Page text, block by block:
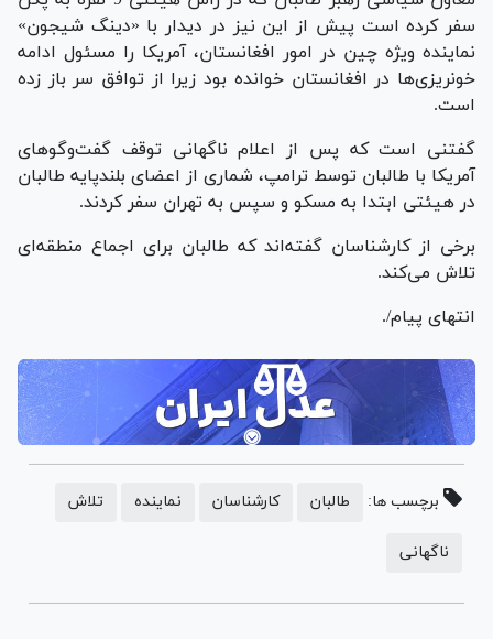
سفر کرده است پیش از این نیز در دیدار با «دینگ شیجون»
نماینده ویژه چین در امور افغانستان، آمریکا را مسئول ادامه
خونریزی‌ها در افغانستان خوانده بود زیرا از توافق سر باز زده
است.
گفتنی است که پس از اعلام ناگهانی توقف گفت‌وگوهای
آمریکا با طالبان توسط ترامپ، شماری از اعضای بلندپایه طالبان
در هیئتی ابتدا به مسکو و سپس به تهران سفر کردند.
برخی از کارشناسان گفته‌اند که طالبان برای اجماع منطقه‌ای
تلاش می‌کند.
انتهای پیام/.
برچسب ها: طالبان کارشناسان نماینده تلاش
ناگهانی